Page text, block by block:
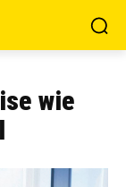
wie